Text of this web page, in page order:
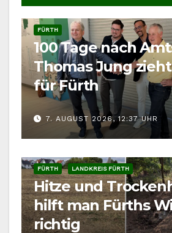
FÜRTH
100 Tage nach
Thomas Jung
für Fürth
7. AUGUST 2026, 12:37 UHR
FÜRTH LANDKREIS FÜRTH
Hitze und
hilft man Fürths
richtig